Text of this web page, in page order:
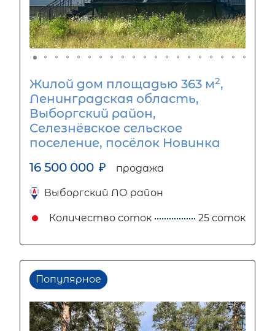
Жилой дом площадью 363 м2,
Ленинградская область,
Выборгский район,
Селезнёвское сельское
поселение, посёлок Новинка
16 500 000 ₽ продажа
Выборгский ЛО район
Количество соток 25 соток
Популярное